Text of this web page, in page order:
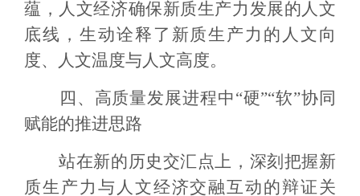
蕴，人文经济确保新质生产力发展的人文
底线，生动诠释了新质生产力的人文向
度、人文温度与人文高度。
四、高质量发展进程中“硬”“软”协同
赋能的推进思路
站在新的历史交汇点上，深刻把握新
质生产力与人文经济交融互动的辩证关